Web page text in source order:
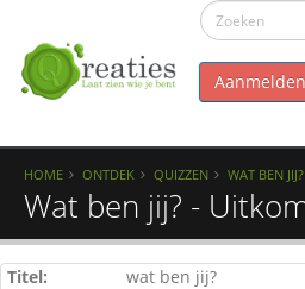
Aanmelden
HOME ONTDEK QUIZZEN WAT BEN JIJ?
Wat ben jij? -
Titel:
wat ben jij?